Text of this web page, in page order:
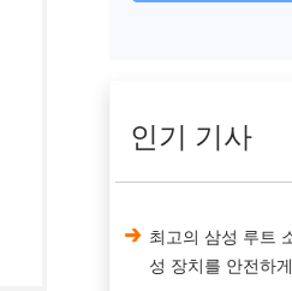
인기 기사
최고의 삼성 루트
성 장치를 안전하